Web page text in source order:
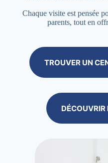
Chaque visite est pensée
parents, tout en
TROUVER UN
DÉCOUVRIR